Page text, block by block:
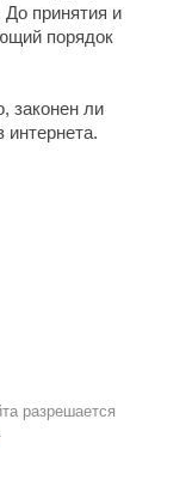
До принятия и
порядок
законен ли
разрешается